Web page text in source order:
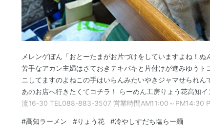
メレンゲぼん「おとーたまがお片づけをしていますよね！ぬ
苦手なアカン主婦はさておきテキパキと片付けが進みゆうト
ニしてますのよねこの手はいらんみたいやきジャマせられ
あのお店へ行きたくてコチラ！ らーめん工房りょう花高知
流16-30 TEL088-883-3507 営業時間AM11:00～PM14:30
だいぶ前に冷やしが始まったとLINEがきてましたが お休みの
#高知ラーメン #りょう花 #冷やしすだち塩らー麺